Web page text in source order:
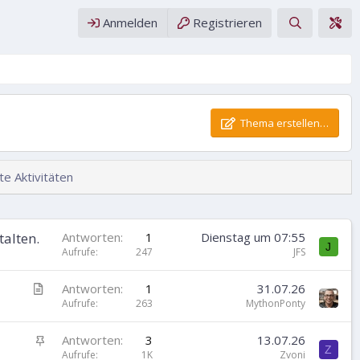
Anmelden Registrieren
Thema erstellen…
Aktivitäten
Antworten 1
Aufrufe 247
Dienstag um 07:55
JFS J
t
i
Antworten 1
Aufrufe 263
31.07.26
MythonPonty
A
Antworten 3
Aufrufe 1K
13.07.26
Zvoni Z